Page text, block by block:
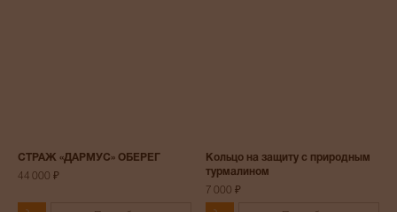
СТРАЖ «ДАРМУС» ОБЕРЕГ
44 000 ₽
Кольцо на защиту с природным
турмалином
7 000 ₽